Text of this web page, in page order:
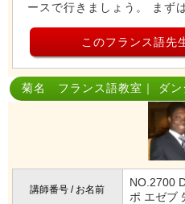
ースで行きましょう。 まず
このフランス語先
菊名 フランス語教室｜ ダン
講師番号 / お名前
NO.2700
ポ エゼブ